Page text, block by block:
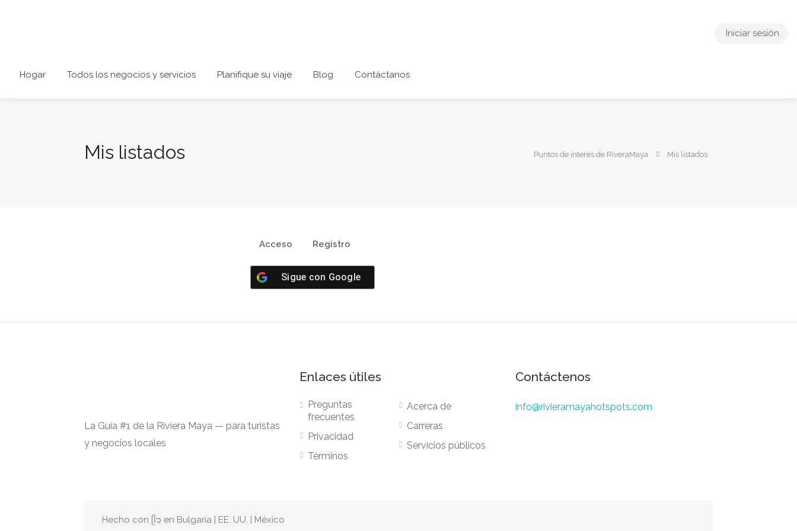
Hogar Todos los negocios y servicios Planifique su viaje Blog Contáctanos
Iniciar sesión
Mis listados Puntos de interés de RiveraMaya Mis listados
Acceso Registro
Sigue con Google
La Guía #1 de la Riviera Maya — para turistas
y negocios locales
Enlaces útiles
Preguntas
frecuentes
Privacidad
Términos
Acerca de
Carreras
Servicios públicos
Contáctenos
info@rivieramayahotspots.com
Hecho con ᥫ᭡ en Bulgaria | EE. UU. | México